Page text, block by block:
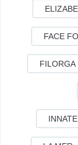
FACE
FILORGA